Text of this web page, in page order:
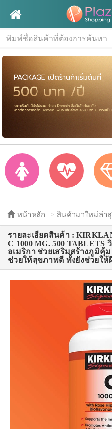
หน้าหลัก สินค้ามาใหม่ล่า
รายละเอียดสินค้า :
C 1000 MG. 500
อเมริกา ช่วยเสริมสร้างภูมิคุ้
ช่วยให้สุขภาพดี ทั้งยังช่วยให้